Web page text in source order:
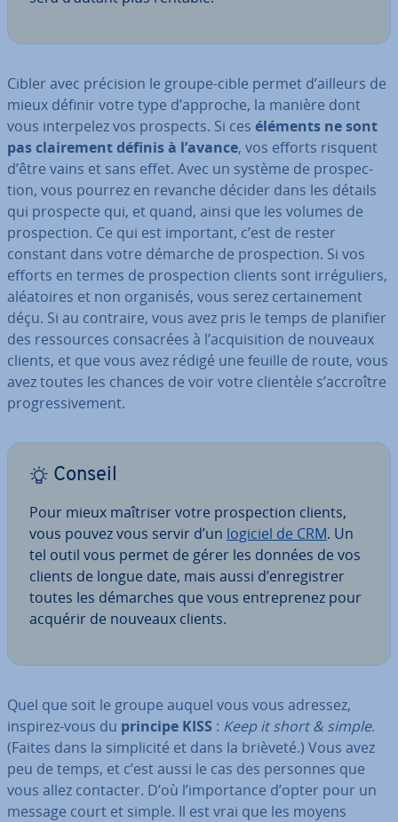
Cibler avec précision le groupe-cible permet d’ailleurs de
mieux définir votre type d’approche, la manière dont
vous in­ter­pe­lez vos prospects. Si ces éléments ne sont
pas clai­re­ment définis à l’avance, vos efforts risquent
d’être vains et sans effet. Avec un système de pros­pec­
tion, vous pourrez en revanche décider dans les détails
qui prospecte qui, et quand, ainsi que les volumes de
pros­pec­tion. Ce qui est important, c’est de rester
constant dans votre démarche de pros­pec­tion. Si vos
efforts en termes de pros­pec­tion clients sont ir­ré­gu­liers,
aléa­toires et non organisés, vous serez cer­tai­ne­ment
déçu. Si au contraire, vous avez pris le temps de planifier
des res­sources con­sa­crées à l’ac­qui­si­tion de nouveaux
clients, et que vous avez rédigé une feuille de route, vous
avez toutes les chances de voir votre clientèle s’accroître
pro­gres­si­ve­ment.
Conseil
Pour mieux maîtriser votre pros­pec­tion clients,
vous pouvez vous servir d’un logiciel de CRM. Un
tel outil vous permet de gérer les données de vos
clients de longue date, mais aussi d’en­re­gis­trer
toutes les démarches que vous en­tre­pre­nez pour
acquérir de nouveaux clients.
Quel que soit le groupe auquel vous vous adressez,
inspirez-vous du principe KISS : Keep it short & simple.
(Faites dans la sim­pli­cité et dans la brièveté.) Vous avez
peu de temps, et c’est aussi le cas des personnes que
vous allez contacter. D’où l’im­por­tance d’opter pour un
message court et simple. Il est vrai que les moyens